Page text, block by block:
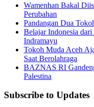
Wamenhan Bakal
Perubahan
Pandangan Dua
Belajar Indonesia
Indramayu
Tokoh Muda Aceh
Saat Berolahraga
BAZNAS RI
Palestina
Subscribe to Updates